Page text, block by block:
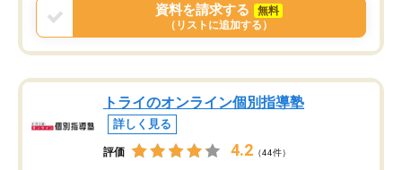
資料を請求する
無料
（リストに追加する）
トライのオンライン個別指導塾
詳しく見る
評価 4.2 （44件）